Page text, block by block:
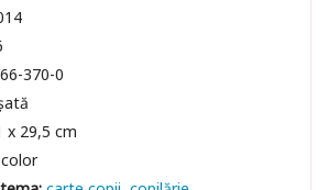
370-0
x 29,5 cm
color